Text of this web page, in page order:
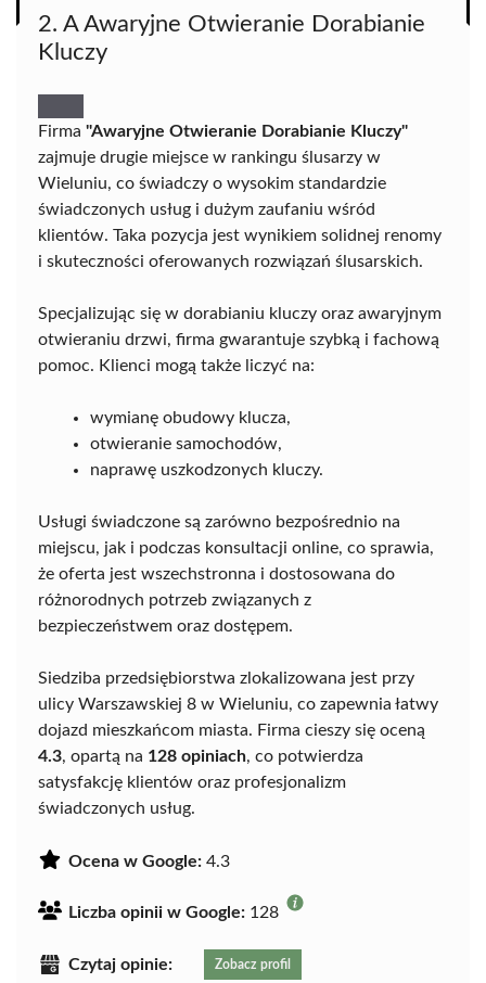
2. A Awaryjne Otwieranie Dorabianie
Kluczy
Firma "Awaryjne Otwieranie Dorabianie Kluczy"
zajmuje drugie miejsce w rankingu ślusarzy w
Wieluniu, co świadczy o wysokim standardzie
świadczonych usług i dużym zaufaniu wśród
klientów. Taka pozycja jest wynikiem solidnej renomy
i skuteczności oferowanych rozwiązań ślusarskich.
Specjalizując się w dorabianiu kluczy oraz awaryjnym
otwieraniu drzwi, firma gwarantuje szybką i fachową
pomoc. Klienci mogą także liczyć na:
wymianę obudowy klucza,
otwieranie samochodów,
naprawę uszkodzonych kluczy.
Usługi świadczone są zarówno bezpośrednio na
miejscu, jak i podczas konsultacji online, co sprawia,
że oferta jest wszechstronna i dostosowana do
różnorodnych potrzeb związanych z
bezpieczeństwem oraz dostępem.
Siedziba przedsiębiorstwa zlokalizowana jest przy
ulicy Warszawskiej 8 w Wieluniu, co zapewnia łatwy
dojazd mieszkańcom miasta. Firma cieszy się oceną
4.3, opartą na 128 opiniach, co potwierdza
satysfakcję klientów oraz profesjonalizm
świadczonych usług.
Ocena w Google: 4.3
Liczba opinii w Google: 128
Czytaj opinie: Zobacz profil